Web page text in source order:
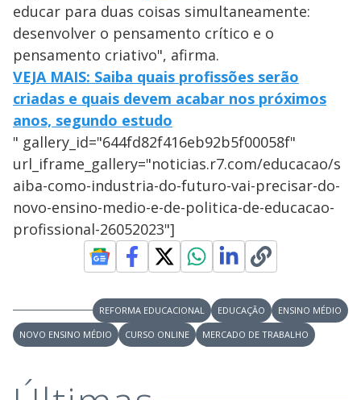
educar para duas coisas simultaneamente:
desenvolver o pensamento crítico e o
pensamento criativo", afirma.
VEJA MAIS: Saiba quais profissões serão
criadas e quais devem acabar nos próximos
anos, segundo estudo
" gallery_id="644fd82f416eb92b5f00058f"
url_iframe_gallery="noticias.r7.com/educacao/s
aiba-como-industria-do-futuro-vai-precisar-do-
novo-ensino-medio-e-de-politica-de-educacao-
profissional-26052023"]
REFORMA EDUCACIONAL EDUCAÇÃO
ENSINO MÉDIO
NOVO ENSINO MÉDIO
CURSO ONLINE MERCADO DE TRABALHO